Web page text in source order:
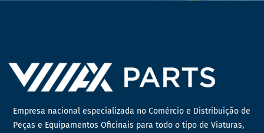
Empresa nacional especializada no Comércio e Distribuição de
Peças e Equipamentos Oficinais para todo o tipo de Viaturas,